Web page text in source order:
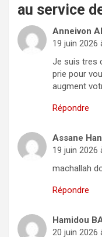
au service
Anneivon
19 juin 2026
Je suis tres
prie pour
augment
Répondre
Assane
19 juin 2026
machallah
Répondre
Hamidou
20 juin 2026